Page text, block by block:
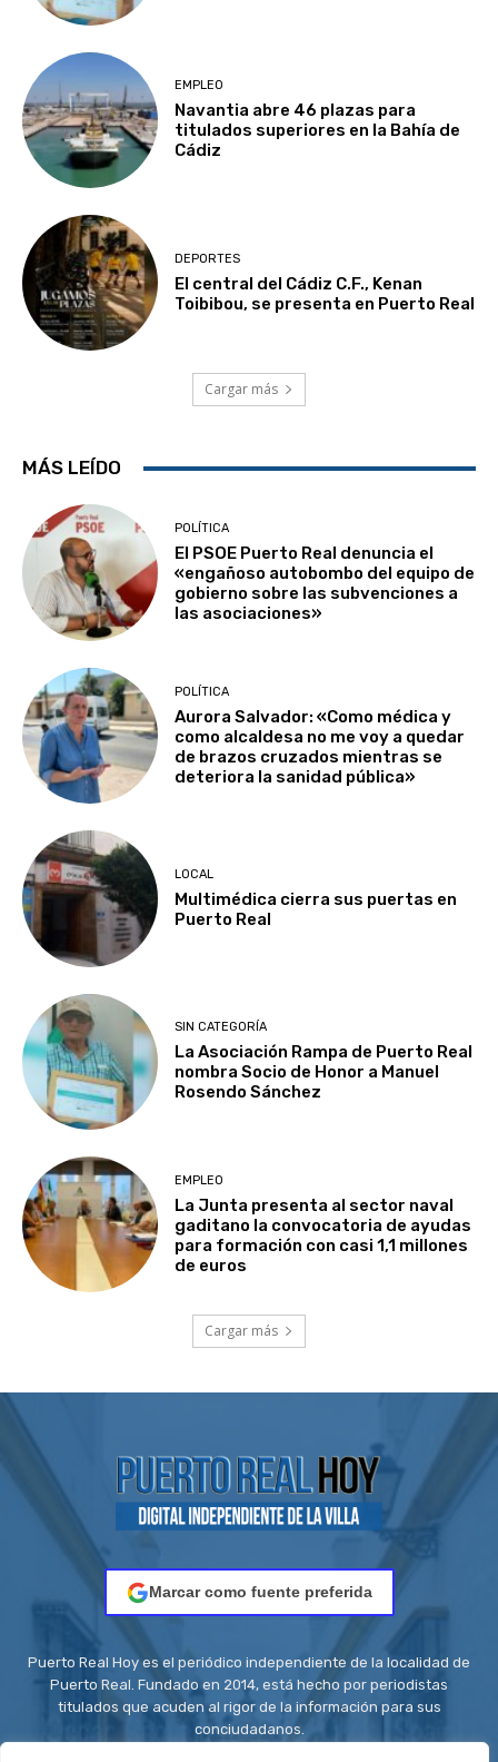
EMPLEO
Navantia abre 46 plazas para
titulados superiores en la Bahía de
Cádiz
DEPORTES
El central del Cádiz C.F., Kenan
Toibibou, se presenta en Puerto Real
Cargar más
MÁS LEÍDO
POLÍTICA
El PSOE Puerto Real denuncia el
«engañoso autobombo del equipo de
gobierno sobre las subvenciones a
las asociaciones»
POLÍTICA
Aurora Salvador: «Como médica y
como alcaldesa no me voy a quedar
de brazos cruzados mientras se
deteriora la sanidad pública»
LOCAL
Multimédica cierra sus puertas en
Puerto Real
SIN CATEGORÍA
La Asociación Rampa de Puerto Real
nombra Socio de Honor a Manuel
Rosendo Sánchez
EMPLEO
La Junta presenta al sector naval
gaditano la convocatoria de ayudas
para formación con casi 1,1 millones
de euros
Cargar más
Marcar como fuente preferida
Puerto Real Hoy es el periódico independiente de la localidad de
Puerto Real. Fundado en 2014, está hecho por periodistas
titulados que acuden al rigor de la información para sus
conciudadanos.